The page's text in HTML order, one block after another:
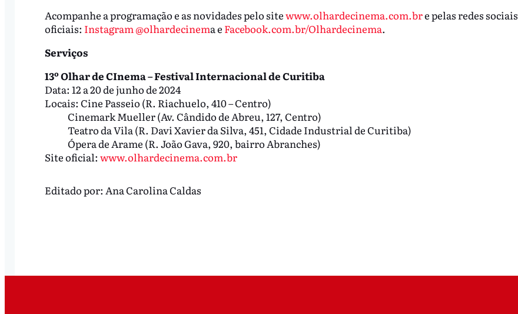
Acompanhe a programação e as novidades pelo sitewww.olhardecinema.com.bre pelas redes sociais
oficiais: Instagram @olhardecinema e Facebook.com.br/Olhardecinema.
Serviços
13º Olhar de CInema – Festival Internacional de Curitiba
Data: 12 a 20 de junho de 2024
Locais: Cine Passeio (R. Riachuelo, 410 – Centro)
Cinemark Mueller (Av. Cândido de Abreu, 127, Centro)
Teatro da Vila (R. Davi Xavier da Silva, 451, Cidade Industrial de Curitiba)
Ópera de Arame (R. João Gava, 920, bairro Abranches)
Site oficial: www.olhardecinema.com.br
Editado por: Ana Carolina Caldas